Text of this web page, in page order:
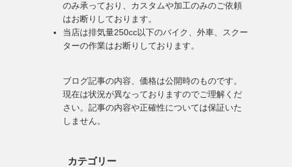
のみ承っており、カスタムや加工のみのご依頼
はお断りしております。
当店は排気量250cc以下のバイク、外車、スクー
ターの作業はお断りしております。
ブログ記事の内容、価格は公開時のものです。
現在は状況が異なっておりますのでご理解くだ
さい。記事の内容や正確性については保証いた
しません。
カテゴリー